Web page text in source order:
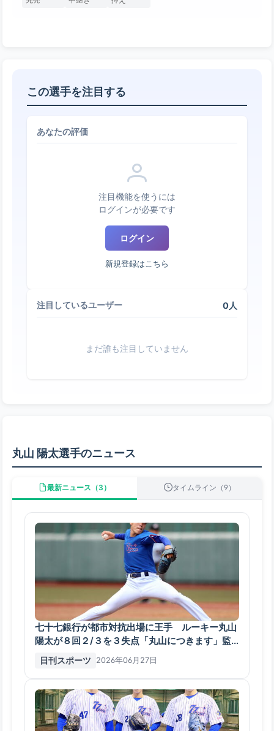
この選手を注目する
あなたの評価
注目機能を使うには
ログインが必要です
ログイン
新規登録はこちら
注目しているユーザー 0人
まだ誰も注目していません
丸山 陽太選手のニュース
最新ニュース（3） タイムライン（9）
七十七銀行が都市対抗出場に王手 ルーキー丸山
陽太が８回２/３を３失点「丸山につきます」監
督 - アマ野球 : 日刊スポーツ
日刊スポーツ 2026年06月27日